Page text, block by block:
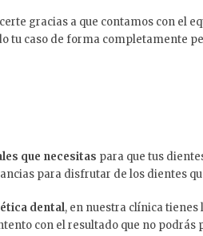
gracias a que contamos con el
tu caso de forma completamente
que necesitas para que tus
para disfrutar de los dientes
dental, en nuestra clínica tienes
con el resultado que no podrás